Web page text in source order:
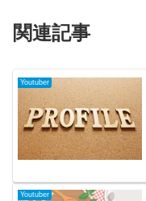
関連記事
Youtuber
Youtuber